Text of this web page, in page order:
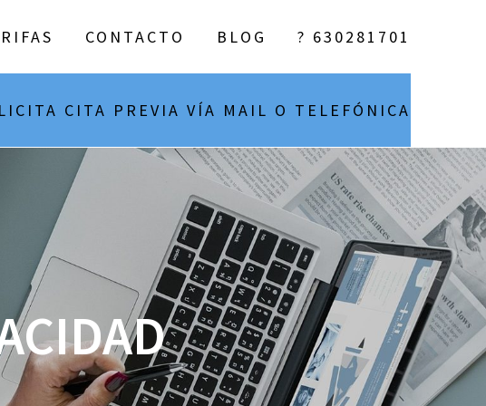
CONTACTO BLOG ? 630281701
CITA PREVIA VÍA MAIL O TELEFÓNICA